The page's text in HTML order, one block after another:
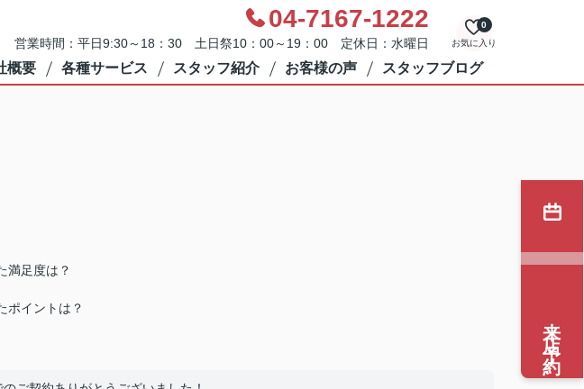
04-7167-1222
営業時間：平日9:30～18：30 土日祭10：00～19：00 定休日：水曜日 お気に入り
0
概要 各種サービス スタッフ紹介 お客様の声 スタッフブログ
満足度は？
ポイントは？
来店予約